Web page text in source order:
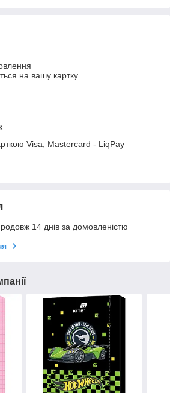
на вашу картку
Visa, Mastercard - LiqPay
14 днів за домовленістю